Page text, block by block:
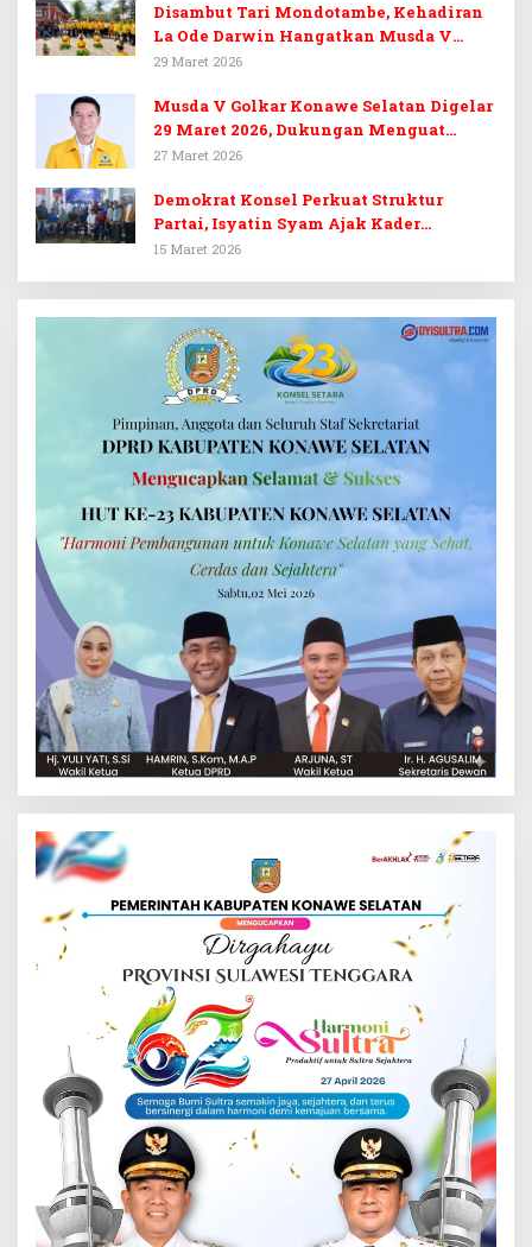
Disambut Tari Mondotambe, Kehadiran
La Ode Darwin Hangatkan Musda V
Golkar Konsel
29 Maret 2026
Musda V Golkar Konawe Selatan Digelar
29 Maret 2026, Dukungan Menguat
untuk Irham Kalenggo
27 Maret 2026
Demokrat Konsel Perkuat Struktur
Partai, Isyatin Syam Ajak Kader
Kembalikan Kejayaan
15 Maret 2026